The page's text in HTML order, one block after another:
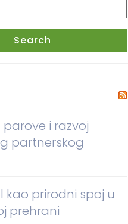
Search
parove i razvoj
partnerskog
kao prirodni spoj u
prehrani